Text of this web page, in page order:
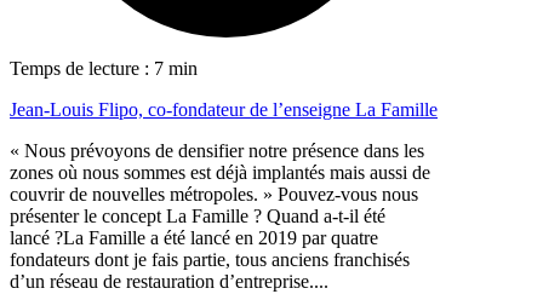
Temps de lecture : 7 min
Jean-Louis Flipo, co-fondateur de l’enseigne La Famille
« Nous prévoyons de densifier notre présence dans les
zones où nous sommes est déjà implantés mais aussi de
couvrir de nouvelles métropoles. » Pouvez-vous nous
présenter le concept La Famille ? Quand a-t-il été
lancé ?La Famille a été lancé en 2019 par quatre
fondateurs dont je fais partie, tous anciens franchisés
d’un réseau de restauration d’entreprise....